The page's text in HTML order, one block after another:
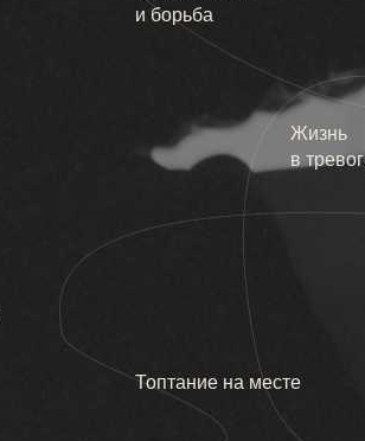
Топтание на месте
и борьба
Жизнь
в